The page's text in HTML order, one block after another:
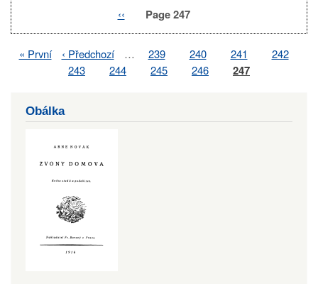
Previous
‹‹ Page 247
Pagination
First
« První
Previous
page
‹ Předchozí … Page
239 Page
240 Page
241 Page
242
Page
243 Page
244 Page
245 Page
246 Page
247
Obálka